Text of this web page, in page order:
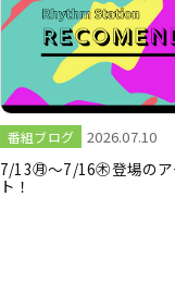
番組ブログ 2026.07.10
7/13㊊～7/16㊍登場のア
ト！